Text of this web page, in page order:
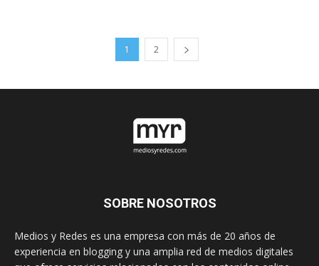
1 2
SOBRE NOSOTROS
Medios y Redes es una empresa con más de 20 años de
experiencia en blogging y una amplia red de medios digitales